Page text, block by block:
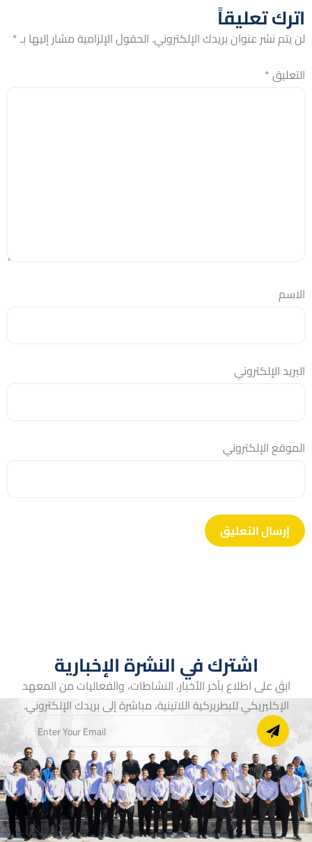
اترك تعليقاً
لن يتم نشر عنوان بريدك الإلكتروني. الحقول الإلزامية مشار إليها بـ*
التعليق*
الاسم
البريد الإلكتروني
الموقع الإلكتروني
اشترك في النشرة الإخبارية
ابقَ على اطلاع بآخر الأخبار، النشاطات، والفعاليات من المعهد
الإكليريكي للبطريركية اللاتينية، مباشرة إلى بريدك الإلكتروني.